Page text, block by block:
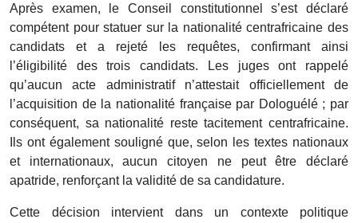
Après examen, le Conseil constitutionnel s’est déclaré
compétent pour statuer sur la nationalité centrafricaine des
candidats et a rejeté les requêtes, confirmant ainsi
l’éligibilité des trois candidats. Les juges ont rappelé
qu’aucun acte administratif n’attestait officiellement de
l’acquisition de la nationalité française par Dologuélé ; par
conséquent, sa nationalité reste tacitement centrafricaine.
Ils ont également souligné que, selon les textes nationaux
et internationaux, aucun citoyen ne peut être déclaré
apatride, renforçant la validité de sa candidature.
Cette décision intervient dans un contexte politique